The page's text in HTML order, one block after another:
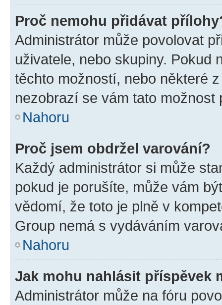
Proč nemohu přidávat
Administrátor může povolovat
uživatele, nebo skupiny. Pokud
těchto možností, nebo některé
nezobrazí se vám tato
Nahoru
Proč jsem obdržel varování?
Každý administrátor si může
pokud je porušíte, může vám
vědomí, že toto je plně v
Group nemá s vydáváním
Nahoru
Jak mohu nahlásit příspěvek
Administrátor může na fóru